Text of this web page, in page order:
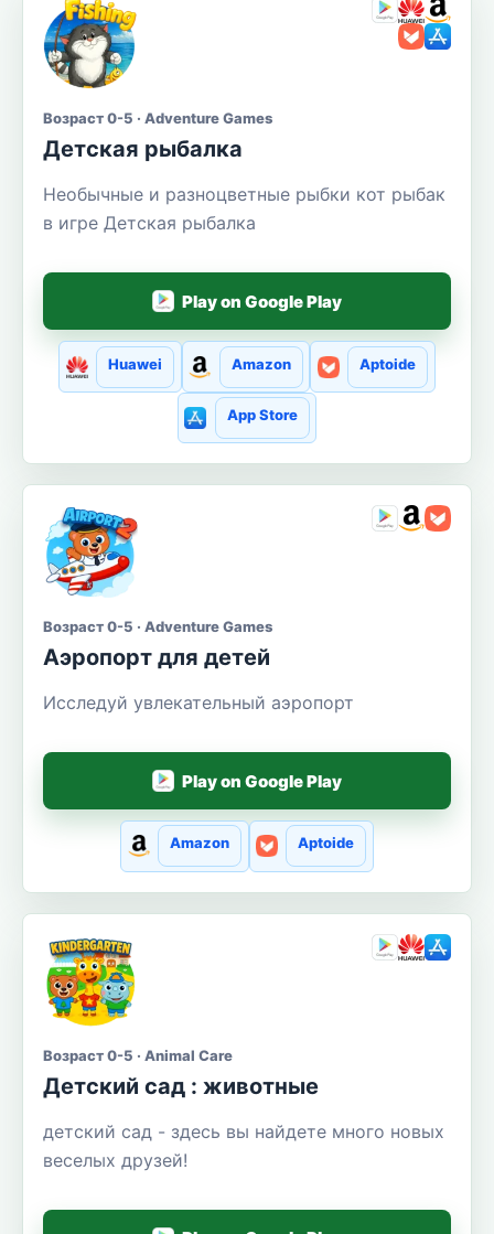
Возраст 0-5 · Adventure Games
Детская рыбалка
Необычные и разноцветные рыбки кот рыбак
в игре Детская рыбалка
Play on Google Play
Huawei Amazon Aptoide
App Store
Возраст 0-5 · Adventure Games
Аэропорт для детей
Исследуй увлекательный аэропорт
Play on Google Play
Amazon Aptoide
Возраст 0-5 · Animal Care
Детский сад : животные
детский сад - здесь вы найдете много новых
веселых друзей!